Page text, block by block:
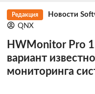
Редакция Новости
QNX
HWMonitor Pro
вариант
мониторинга